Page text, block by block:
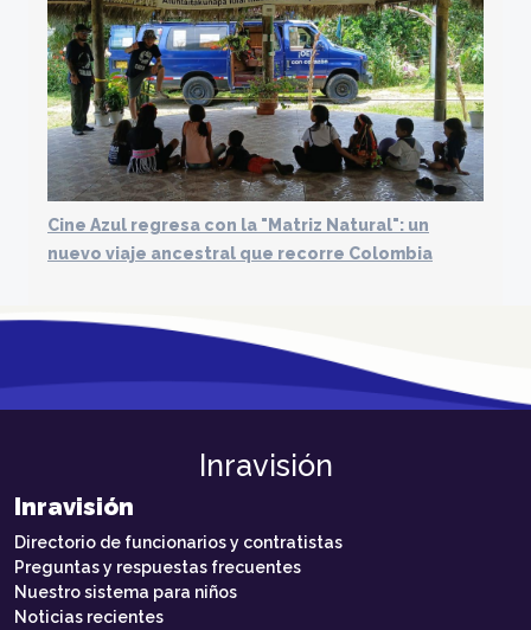
Cine Azul regresa con la "Matriz Natural": un
nuevo viaje ancestral que recorre Colombia
Inravisión
Inravisión
Directorio de funcionarios y contratistas
Preguntas y respuestas frecuentes
Nuestro sistema para niños
Noticias recientes